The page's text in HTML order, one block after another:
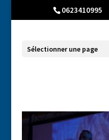
0623410995
Sélectionner une page